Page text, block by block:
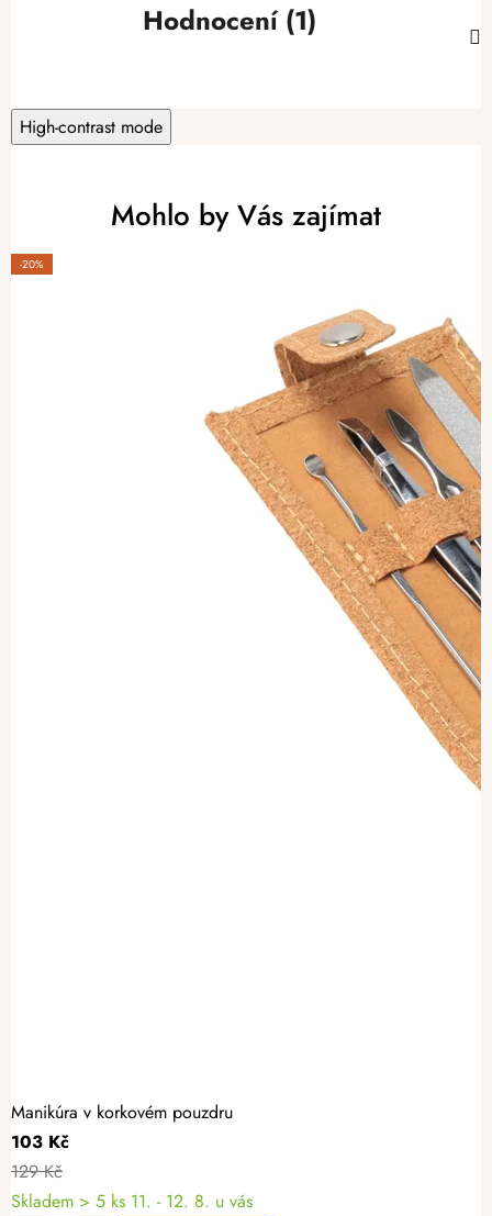
Hodnocení (1)
High-contrast mode
Mohlo by Vás zajímat
-20%
Manikúra v korkovém pouzdru
103 Kč
129 Kč
Skladem > 5 ks 11. - 12. 8. u vás